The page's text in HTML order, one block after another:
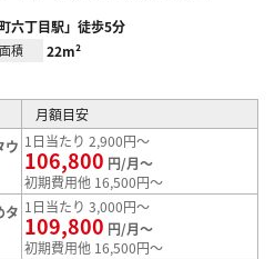
六丁目駅」徒歩5分
面積 22m²
月額目安
ウ 1日当たり 2,900円～
106,800 円/月～
初期費用他 16,500円～
タ 1日当たり 3,000円～
109,800 円/月～
初期費用他 16,500円～